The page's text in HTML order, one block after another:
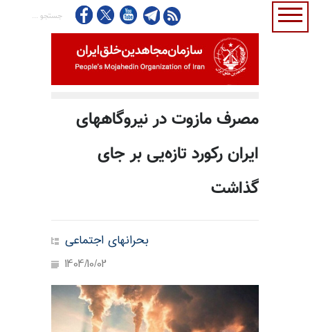
مصرف مازوت در نیروگاههای
ایران رکورد تازه‌یی بر جای
گذاشت
بحرانهای اجتماعی
1404/10/02